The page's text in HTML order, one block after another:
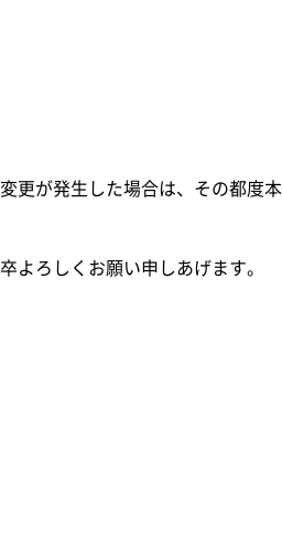
更が発生した場合は、その都度本
よろしくお願い申しあげます。